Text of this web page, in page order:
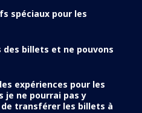
spéciaux pour les
des billets et ne pouvons
expériences pour les
je ne pourrai pas y
transférer les billets à